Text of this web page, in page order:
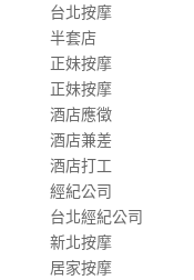
台北按摩
半套店
正妹按摩
正妹按摩
酒店應徵
酒店兼差
酒店打工
經紀公司
台北經紀公司
新北按摩
居家按摩